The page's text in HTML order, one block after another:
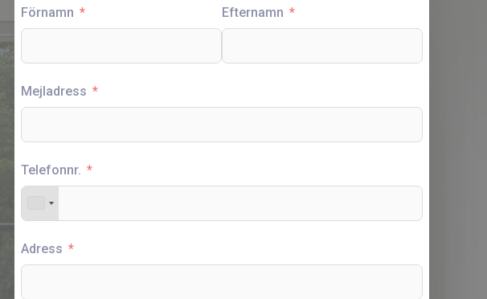
Förnamn Efternamn
Mejladress
Telefonnr.
Adress